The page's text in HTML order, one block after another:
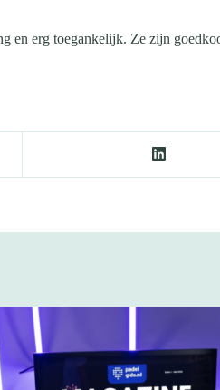
en erg toegankelijk. Ze zijn